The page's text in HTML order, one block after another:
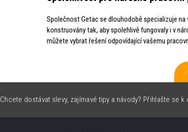
Společnost Getac se dlouhodobě specializuje
konstruovány tak, aby spolehlivě fungovaly i v
můžete vybrat řešení odpovídající vašemu
Chcete dostávat slevy, zajímavé tipy a návody? Přihlašte se k